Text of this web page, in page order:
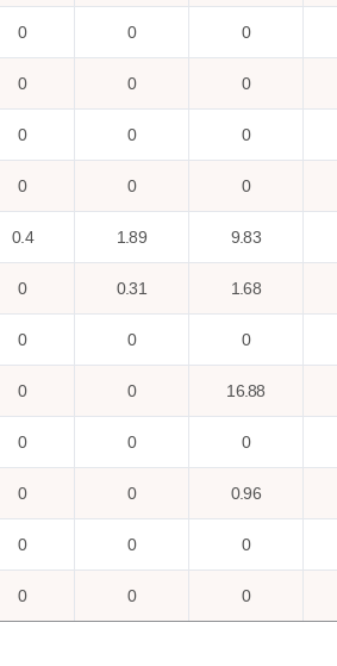
0 0 0
0 0 0
0 0 0
0 0 0
0.4 1.89 9.83
0 0.31 1.68
0 0 0
0 0 16.88
0 0 0
0 0 0.96
0 0 0
0 0 0